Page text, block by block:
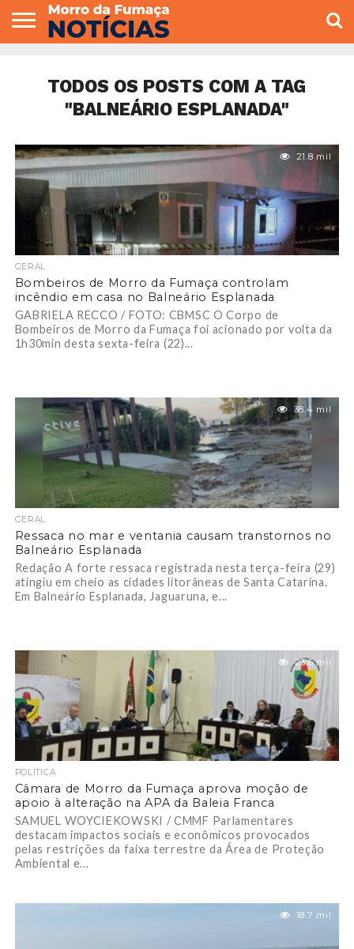
VEREADORES
TODOS OS POSTS COM A TAG
"BALNEÁRIO ESPLANADA"
21.8 mil
GERAL
Bombeiros de Morro da Fumaça controlam
incêndio em casa no Balneário Esplanada
GABRIELA RECCO / FOTO: CBMSC O Corpo de
Bombeiros de Morro da Fumaça foi acionado por volta da
1h30min desta sexta-feira (22)...
38.4 mil
GERAL
Ressaca no mar e ventania causam transtornos no
Balneário Esplanada
Redação A forte ressaca registrada nesta terça-feira (29)
atingiu em cheio as cidades litorâneas de Santa Catarina.
Em Balneário Esplanada, Jaguaruna, e...
23.6 mil
POLÍTICA
Câmara de Morro da Fumaça aprova moção de
apoio à alteração na APA da Baleia Franca
SAMUEL WOYCIEKOWSKI / CMMF Parlamentares
destacam impactos sociais e econômicos provocados
pelas restrições da faixa terrestre da Área de Proteção
Ambiental e...
18.7 mil